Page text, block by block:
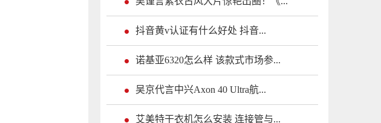
抖音黄v认证有什么好处 抖音...
诺基亚6320怎么样 该款式市场参...
吴京代言中兴Axon 40 Ultra航...
艾美特干衣机怎么安装 连接管与...